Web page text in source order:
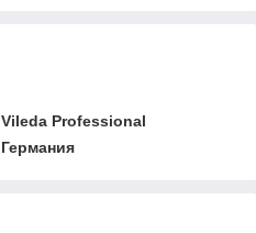
Vileda Professional
Германия